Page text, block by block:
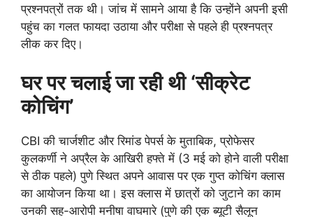
प्रश्नपत्रों तक थी। जांच में सामने आया है कि उन्होंने अपनी इसी
पहुंच का गलत फायदा उठाया और परीक्षा से पहले ही प्रश्नपत्र
लीक कर दिए।
घर पर चलाई जा रही थी ‘सीक्रेट
कोचिंग’
CBI की चार्जशीट और रिमांड पेपर्स के मुताबिक, प्रोफेसर
कुलकर्णी ने अप्रैल के आखिरी हफ्ते में (3 मई को होने वाली परीक्षा
से ठीक पहले) पुणे स्थित अपने आवास पर एक गुप्त कोचिंग क्लास
का आयोजन किया था। इस क्लास में छात्रों को जुटाने का काम
उनकी सह-आरोपी मनीषा वाघमारे (पुणे की एक ब्यूटी सैलून